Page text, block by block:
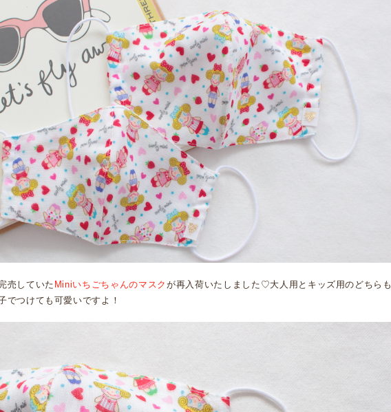
売していた Miniいちごちゃんのマスクが再入荷いたしました♡大人用とキッズ用のどちらも
でつけても可愛いですよ！